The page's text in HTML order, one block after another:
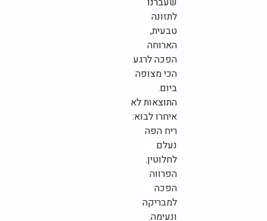
לתזונה
טבעית,
הארוחה
הפכה לרגע
הכי מצופה
ביום.
התוצאות לא
איחרו לבוא:
ריח הפה
נעלם
לחלוטין.
הפרווה
הפכה
למבריקה
ונעימה.